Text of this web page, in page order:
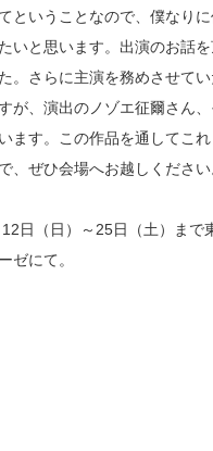
ということなので、僕なり
いと思います。出演のお話
。さらに主演を務めさせて
が、演出のノゾエ征爾さん
ます。この作品を通してこ
、ぜひ会場へお越しください
日（日）～25日（土）ま
ゼにて。